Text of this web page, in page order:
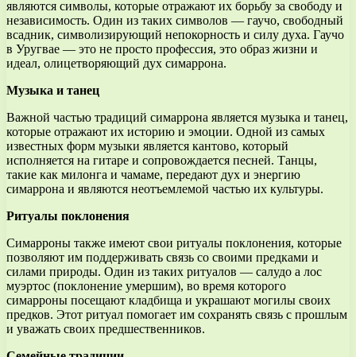
являются символы, которые отражают их борьбу за свободу и
независимость. Один из таких символов — гаучо, свободный
всадник, символизирующий непокорность и силу духа. Гаучо
в Уругвае — это не просто профессия, это образ жизни и
идеал, олицетворяющий дух симаррона.
Музыка и танец
Важной частью традиций симаррона является музыка и танец,
которые отражают их историю и эмоции. Одной из самых
известных форм музыки является кантово, который
исполняется на гитаре и сопровождается песней. Танцы,
такие как милонга и чамаме, передают дух и энергию
симаррона и являются неотъемлемой частью их культуры.
Ритуалы поклонения
Симарроны также имеют свои ритуалы поклонения, которые
позволяют им поддерживать связь со своими предками и
силами природы. Один из таких ритуалов — салудо а лос
муэртос (поклонение умершим), во время которого
симарроны посещают кладбища и украшают могилы своих
предков. Этот ритуал помогает им сохранять связь с прошлым
и уважать своих предшественников.